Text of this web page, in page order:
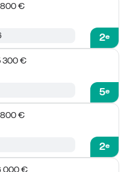
800 €
2e
300 €
5e
800 €
2e